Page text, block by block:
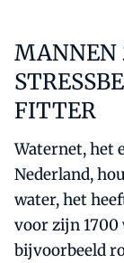
MANNEN
FITTER
Waternet, het
Nederland,
water, het
voor zijn
bijvoorbeeld